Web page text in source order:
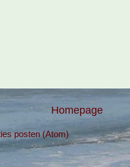
Homepage
posten (Atom)